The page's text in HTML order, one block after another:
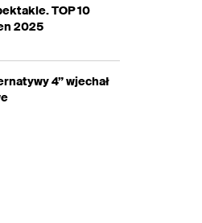
TOP 10
2025
4” wjechał